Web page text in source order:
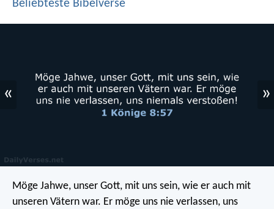
Beliebteste Bibelverse
« »
Möge Jahwe, unser Gott, mit uns sein, wie er auch mit
unseren Vätern war. Er möge uns nie verlassen, uns